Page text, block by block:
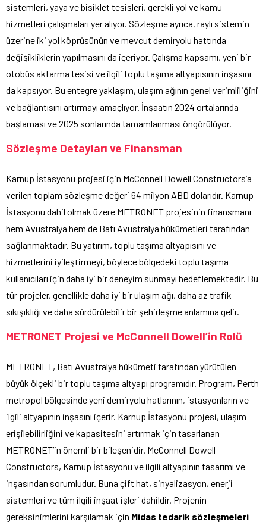
sistemleri, yaya ve bisiklet tesisleri, gerekli yol ve kamu
hizmetleri çalışmaları yer alıyor. Sözleşme ayrıca, raylı sistemin
üzerine iki yol köprüsünün ve mevcut demiryolu hattında
değişikliklerin yapılmasını da içeriyor. Çalışma kapsamı, yeni bir
otobüs aktarma tesisi ve ilgili toplu taşıma altyapısının inşasını
da kapsıyor. Bu entegre yaklaşım, ulaşım ağının genel verimliliğini
ve bağlantısını artırmayı amaçlıyor. İnşaatın 2024 ortalarında
başlaması ve 2025 sonlarında tamamlanması öngörülüyor.
Sözleşme Detayları ve Finansman
Karnup İstasyonu projesi için McConnell Dowell Constructors’a
verilen toplam sözleşme değeri 64 milyon ABD dolarıdır. Karnup
İstasyonu dahil olmak üzere METRONET projesinin finansmanı
hem Avustralya hem de Batı Avustralya hükümetleri tarafından
sağlanmaktadır. Bu yatırım, toplu taşıma altyapısını ve
hizmetlerini iyileştirmeyi, böylece bölgedeki toplu taşıma
kullanıcıları için daha iyi bir deneyim sunmayı hedeflemektedir. Bu
tür projeler, genellikle daha iyi bir ulaşım ağı, daha az trafik
sıkışıklığı ve daha sürdürülebilir bir şehirleşme anlamına gelir.
METRONET Projesi ve McConnell Dowell’in Rolü
METRONET, Batı Avustralya hükümeti tarafından yürütülen
büyük ölçekli bir toplu taşıma altyapı programıdır. Program, Perth
metropol bölgesinde yeni demiryolu hatlarının, istasyonların ve
ilgili altyapının inşasını içerir. Karnup İstasyonu projesi, ulaşım
erişilebilirliğini ve kapasitesini artırmak için tasarlanan
METRONET’in önemli bir bileşenidir. McConnell Dowell
Constructors, Karnup İstasyonu ve ilgili altyapının tasarımı ve
inşasından sorumludur. Buna çift hat, sinyalizasyon, enerji
sistemleri ve tüm ilgili inşaat işleri dahildir. Projenin
gereksinimlerini karşılamak için Midas tedarik sözleşmeleri